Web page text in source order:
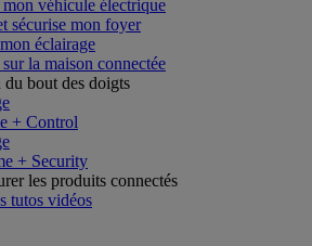
mon véhicule électrique
sécurise mon foyer
éclairage
la maison connectée
bout des doigts
+ Control
+ Security
les produits connectés
tutos vidéos